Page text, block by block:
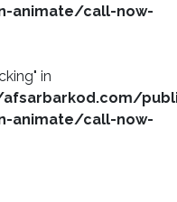
animate/call-now-
in
animate/call-now-